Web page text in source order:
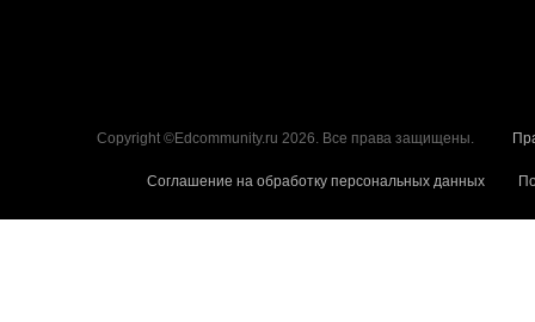
Copyright ©Edcommunity.ru 2026. Все права защищены.
Соглашение на обработку персональных данных